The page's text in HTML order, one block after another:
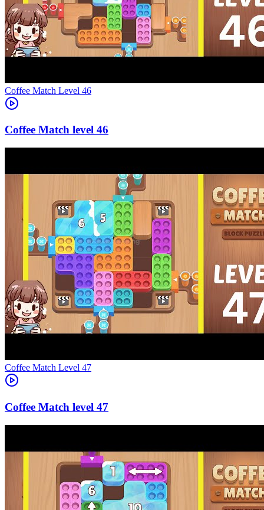
Level 46
46
Level 47
47